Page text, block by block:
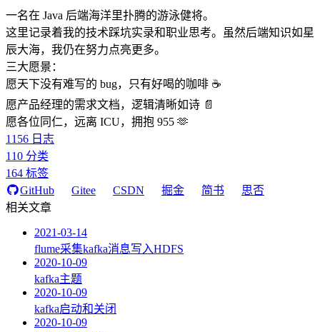
一名在 Java 后端海洋里扑腾的游泳健将。
这里记录着我的技术踩坑实录和职业思考。虽然后端知识如星
辰大海，我仍在努力点亮更多。
三大愿景：
愿天下没有难写的 bug，只有好喝的咖啡 ☕️
愿产品经理的需求文档，逻辑清晰如诗 📄
愿各位同仁，远离 ICU，拥抱 955 🫶
1156 日志
110 分类
164 标签
GitHub
Gitee CSDN 掘金 简书
思否
相关文章
2021-03-14
flume采集kafka消息写入HDFS
2020-10-09
kafka主题
2020-10-09
kafka启动和关闭
2020-10-09